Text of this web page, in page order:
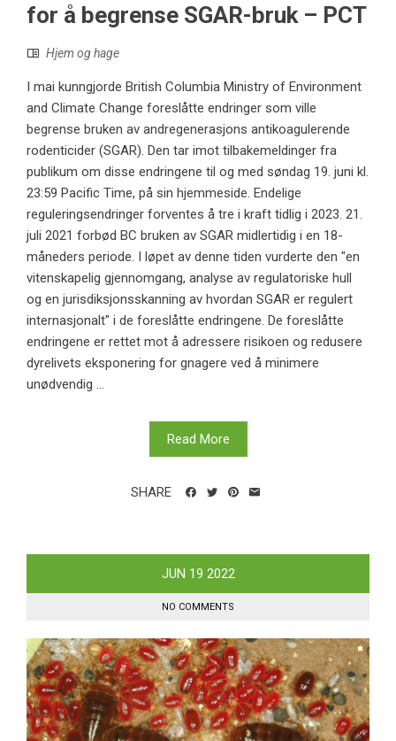
for å begrense SGAR-bruk – PCT
Hjem og hage
I mai kunngjorde British Columbia Ministry of Environment
and Climate Change foreslåtte endringer som ville
begrense bruken av andregenerasjons antikoagulerende
rodenticider (SGAR). Den tar imot tilbakemeldinger fra
publikum om disse endringene til og med søndag 19. juni kl.
23:59 Pacific Time, på sin hjemmeside. Endelige
reguleringsendringer forventes å tre i kraft tidlig i 2023. 21.
juli 2021 forbød BC bruken av SGAR midlertidig i en 18-
måneders periode. I løpet av denne tiden vurderte den "en
vitenskapelig gjennomgang, analyse av regulatoriske hull
og en jurisdiksjonsskanning av hvordan SGAR er regulert
internasjonalt" i de foreslåtte endringene. De foreslåtte
endringene er rettet mot å adressere risikoen og redusere
dyrelivets eksponering for gnagere ved å minimere
unødvendig ...
Read More
SHARE
JUN 19 2022
NO COMMENTS